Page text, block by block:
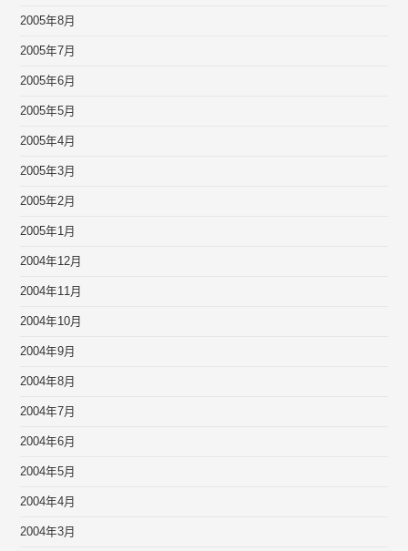
2005年8月
2005年7月
2005年6月
2005年5月
2005年4月
2005年3月
2005年2月
2005年1月
2004年12月
2004年11月
2004年10月
2004年9月
2004年8月
2004年7月
2004年6月
2004年5月
2004年4月
2004年3月